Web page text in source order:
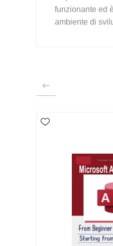
funzionante ed
ambiente di